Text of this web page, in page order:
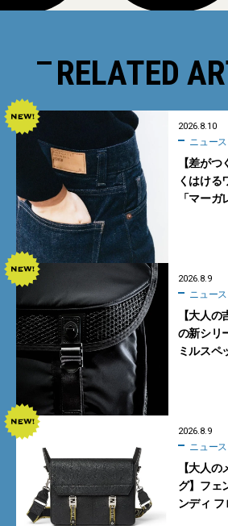
RELATED
2026.8.10
ニュース
【差が
くはける
「マー
2026.8.9
ニュース
【大人
の新シリ
ミルスペ
2026.8.9
ニュース
【大人
グ】フェ
ンディ